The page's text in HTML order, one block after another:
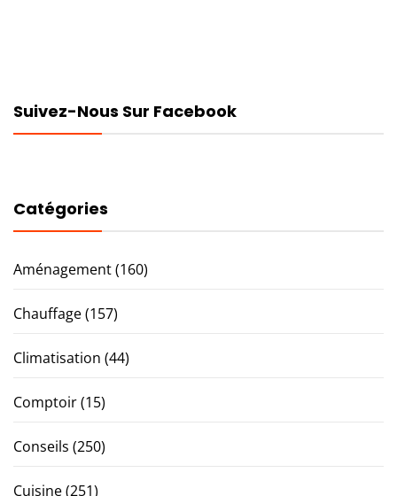
Suivez-Nous Sur Facebook
Catégories
Aménagement(160)
Chauffage(157)
Climatisation (44)
Comptoir(15)
Conseils (250)
Cuisine(251)